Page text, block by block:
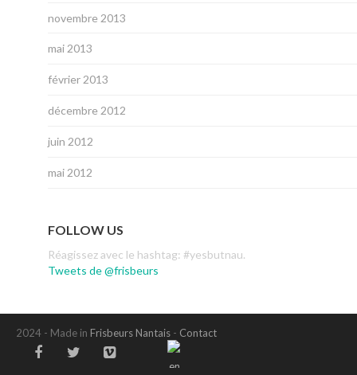
novembre 2013
mai 2013
février 2013
décembre 2012
juin 2012
mai 2012
FOLLOW US
Réagissez avec le hashtag: #yesbutnau.
Tweets de @frisbeurs
2024 - Made in Frisbeurs Nantais - Contact